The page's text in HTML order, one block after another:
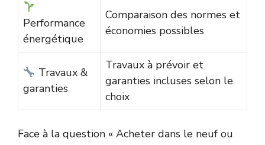
Performance
énergétique
Comparaison des normes et
économies possibles
Travaux &
garanties
Travaux à prévoir et
garanties incluses selon le
choix
Face à la question « Acheter dans le neuf ou